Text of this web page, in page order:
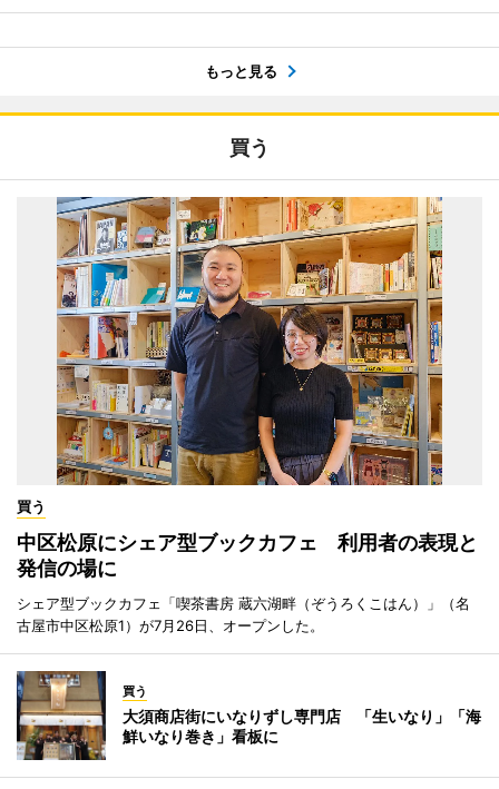
もっと見る
買う
買う
中区松原にシェア型ブックカフェ 利用者の表現と
発信の場に
シェア型ブックカフェ「喫茶書房 蔵六湖畔（ぞうろくこはん）」（名
古屋市中区松原1）が7月26日、オープンした。
買う
大須商店街にいなりずし専門店 「生いなり」「海
鮮いなり巻き」看板に